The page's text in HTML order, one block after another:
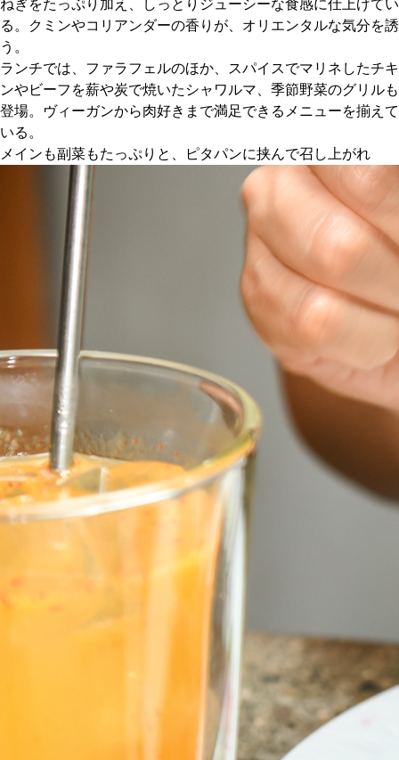
ねぎをたっぷり加え、しっとりジューシーな食感に仕上げてい
る。クミンやコリアンダーの香りが、オリエンタルな気分を誘
う。
ランチでは、ファラフェルのほか、スパイスでマリネしたチキ
ンやビーフを薪や炭で焼いたシャワルマ、季節野菜のグリルも
登場。ヴィーガンから肉好きまで満足できるメニューを揃えて
いる。
メインも副菜もたっぷりと、ピタパンに挟んで召し上がれ